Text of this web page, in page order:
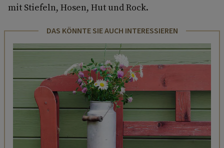
mit Stiefeln, Hosen, Hut und Rock.
DAS KÖNNTE SIE AUCH INTERESSIEREN